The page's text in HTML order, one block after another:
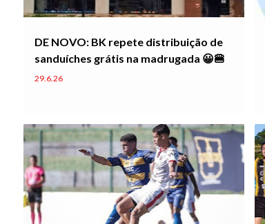
DE NOVO: BK repete distribuição de
sanduíches grátis na madrugada 😀🍔
29.6.26